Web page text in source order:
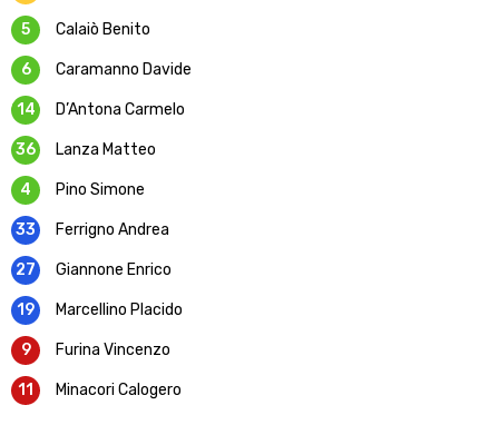
5 Calaiò Benito
6 Caramanno Davide
14 D’Antona Carmelo
36 Lanza Matteo
4 Pino Simone
33 Ferrigno Andrea
27 Giannone Enrico
19 Marcellino Placido
9 Furina Vincenzo
11 Minacori Calogero